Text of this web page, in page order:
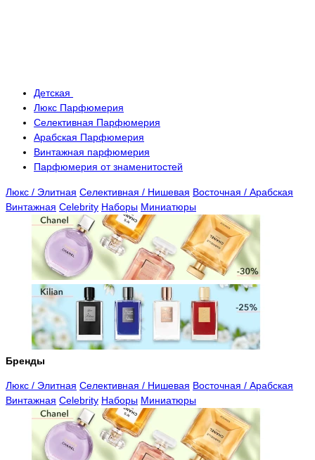
Детская
Люкс Парфюмерия
Селективная Парфюмерия
Арабская Парфюмерия
Винтажная парфюмерия
Парфюмерия от знаменитостей
Люкс / Элитная Селективная / Нишевая Восточная / Арабская
Винтажная Celebrity Наборы Миниатюры
Бренды
Люкс / Элитная Селективная / Нишевая Восточная / Арабская
Винтажная Celebrity Наборы Миниатюры